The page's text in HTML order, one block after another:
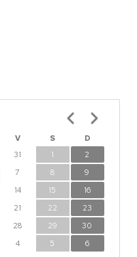
V S
D
31 1
2
7 8
9
14 15
16
21 22
23
28 29
30
4 5 6
Paginación